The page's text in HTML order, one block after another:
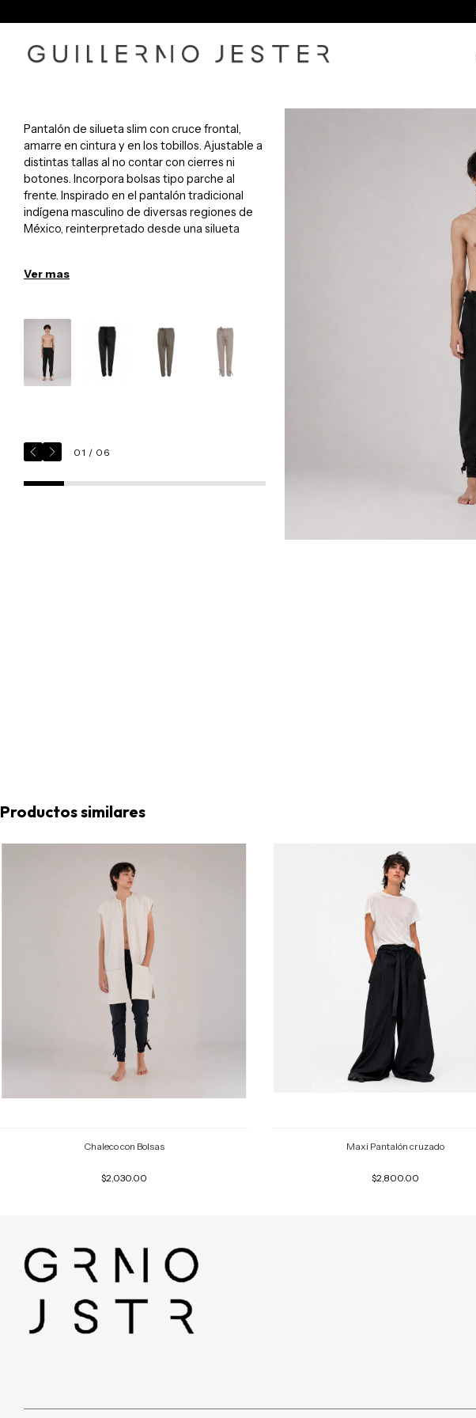
Pantalón de silueta slim con cruce frontal,
amarre en cintura y en los tobillos. Ajustable a
distintas tallas al no contar con cierres ni
botones. Incorpora bolsas tipo parche al
frente. Inspirado en el pantalón tradicional
indígena masculino de diversas regiones de
México, reinterpretado desde una silueta
Detalles
• Talla:
S (27–29 o menos)
M (30–32)
L (32–34)
• Unisex
delicado
Ver mas
01 / 06
Productos similares
Chaleco con Bolsas
$2,030.00
Maxi Pantalón cruzado
$2,800.00